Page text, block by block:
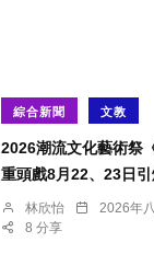
綜合新聞 文教
2026潮流文化藝術祭
重頭戲8月22、23日
林欣怡 2026年
8 分享